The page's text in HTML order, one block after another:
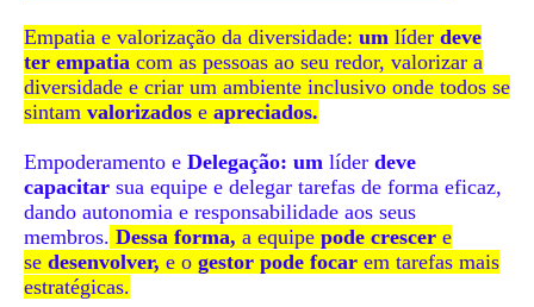
Empatia e valorização da diversidade: um líder deve
ter empatia com as pessoas ao seu redor, valorizar a
diversidade e criar um ambiente inclusivo onde todos se
sintam valorizados e apreciados.
Empoderamento e Delegação: um líder deve
capacitar sua equipe e delegar tarefas de forma eficaz,
dando autonomia e responsabilidade aos seus
membros. Dessa forma, a equipe pode crescer e
se desenvolver, e o gestor pode focar em tarefas mais
estratégicas.